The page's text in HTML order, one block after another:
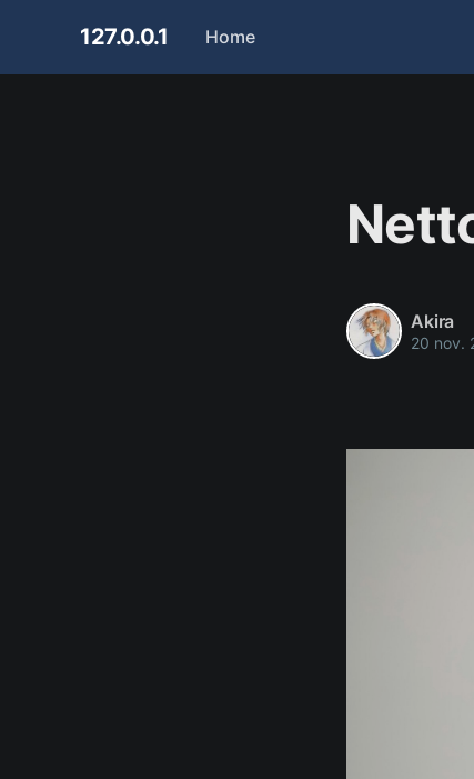
127.0.0.1 Home
Akira
20 nov.